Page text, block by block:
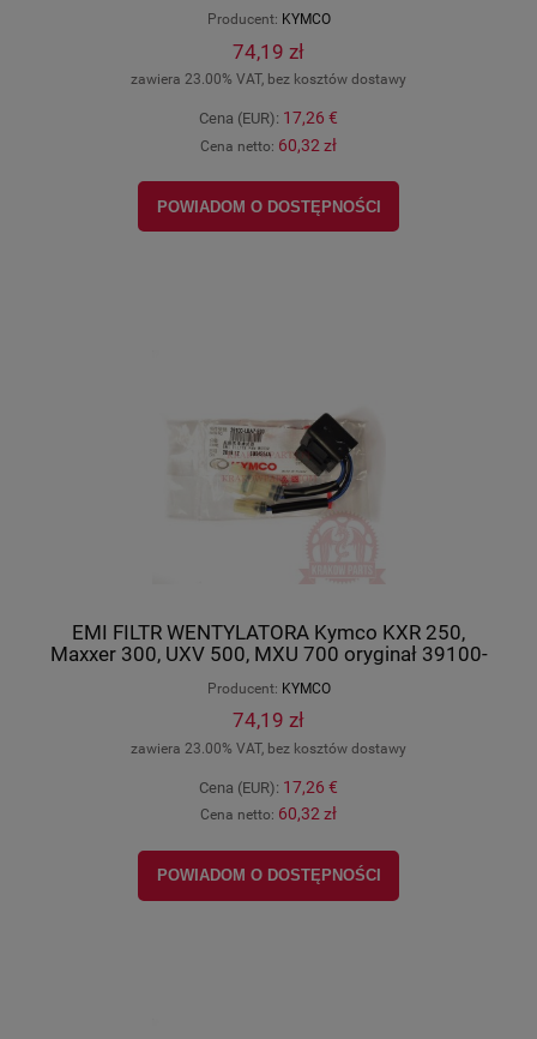
Producent: KYMCO
74,19 zł
zawiera 23.00% VAT, bez kosztów dostawy
Cena (EUR): 17,26 €
Cena netto: 60,32 zł
POWIADOM O DOSTĘPNOŚCI
EMI FILTR WENTYLATORA Kymco KXR 250,
Maxxer 300, UXV 500, MXU 700 oryginał 39100-
Producent: KYMCO
74,19 zł
zawiera 23.00% VAT, bez kosztów dostawy
Cena (EUR): 17,26 €
Cena netto: 60,32 zł
POWIADOM O DOSTĘPNOŚCI